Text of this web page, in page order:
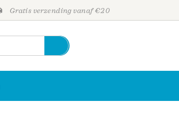
Gratis verzending vanaf €20
Personen